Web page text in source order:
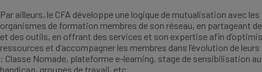
Par ailleurs, le CFA développe une logique de mutualisation avec les
organismes de formation membres de son réseau, en partageant
et des outils, en offrant des services et son expertise afin
ressources et d’accompagner les membres dans l’évolution de
: Classe Nomade, plateforme e-learning, stage de sensibilisation au
handicap, groupes de travail, etc.